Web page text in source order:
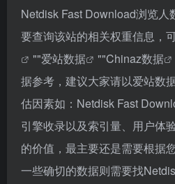
Netdisk Fast Download浏览人
要查询该站的相关权重信息，
""爱站数据 ""Chinaz数据
据参考，建议大家请以爱站数
估因素如：Netdisk Fast
引擎收录以及索引量、用户体
的价值，最主要还是需要根据
一些确切的数据则需要找